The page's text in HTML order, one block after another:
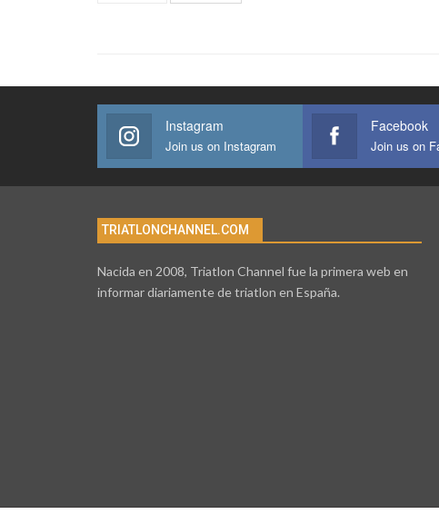
Instagram
Join us on Instagram
Facebook
Join us on
TRIATLONCHANNEL.COM
Nacida en 2008, Triatlon Channel fue la primera web en
informar diariamente de triatlon en España.